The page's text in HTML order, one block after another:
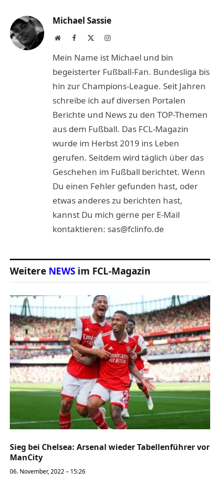
Michael Sassie
WebsiteFacebook Instagram
Mein Name ist Michael und bin
begeisterter Fußball-Fan. Bundesliga bis
hin zur Champions-League. Seit Jahren
schreibe ich auf diversen Portalen
Berichte und News zu den TOP-Themen
aus dem Fußball. Das FCL-Magazin
wurde im Herbst 2019 ins Leben
gerufen. Seitdem wird täglich über das
Geschehen im Fußball berichtet. Wenn
Du einen Fehler gefunden hast, oder
etwas anderes zu berichten hast,
kannst Du mich gerne per E-Mail
kontaktieren: sas@fclinfo.de
Weitere NEWS im FCL-Magazin
Sieg bei Chelsea: Arsenal wieder Tabellenführer vor
ManCity
06. November, 2022 – 15:26